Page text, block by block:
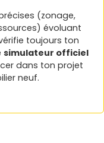
(zonage,
évoluant
toujours ton
simulateur officiel
dans ton projet
neuf.